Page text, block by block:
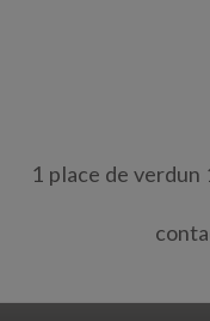
1 place de